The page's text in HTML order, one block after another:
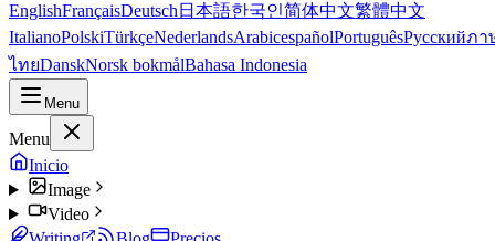
EnglishFrançaisDeutsch 日本語한국인简体中文繁體中文
ItalianoPolskiTürkçeNederlandsArabicespañolPortuguêsРусскийภา
ไทยDanskNorsk bokmålBahasa Indonesia
Menu
Menu
Inicio
Image
Video